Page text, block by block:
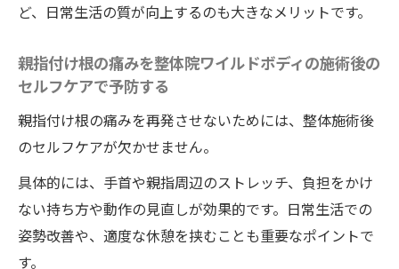
理由
整体の効果を高めるグーパー体操の正しい
やり方
グーパー体操と整体で腱鞘炎予防を目指す
方法
ばね指の症状緩和に整体院ワイルドボディの施
術が有効なワケ
ばね指に整体院ワイルドボディの施術が有
ど、日常生活の質が向上するのも大きなメリットです。
親指付け根の痛みを整体院ワイルドボディの施術後の
セルフケアで予防する
親指付け根の痛みを再発させないためには、整体施術後
のセルフケアが欠かせません。
具体的には、手首や親指周辺のストレッチ、負担をかけ
ない持ち方や動作の見直しが効果的です。日常生活での
姿勢改善や、適度な休憩を挟むことも重要なポイントで
す。